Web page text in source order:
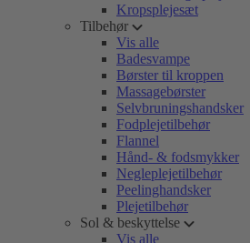
Kropsplejesæt
Tilbehør
Vis alle
Badesvampe
Børster til kroppen
Massagebørster
Selvbruningshandsker
Fodplejetilbehør
Flannel
Hånd- & fodsmykker
Negleplejetilbehør
Peelinghandsker
Plejetilbehør
Sol & beskyttelse
Vis alle